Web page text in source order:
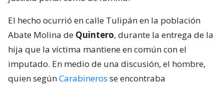
El hecho ocurrió en calle Tulipán en la población
Abate Molina de Quintero, durante la entrega de la
hija que la víctima mantiene en común con el
imputado. En medio de una discusión, el hombre,
quien segúnCarabineros se encontraba